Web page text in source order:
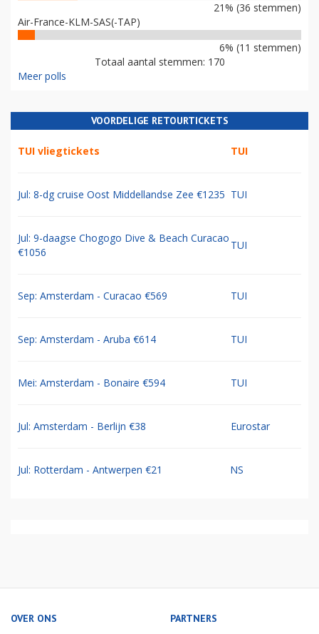
21% (36 stemmen)
Air-France-KLM-SAS(-TAP)
6% (11 stemmen)
Totaal aantal stemmen: 170
Meer polls
VOORDELIGE RETOURTICKETS
TUI vliegtickets TUI
Jul: 8-dg cruise Oost Middellandse Zee €1235 TUI
Jul: 9-daagse Chogogo Dive & Beach Curacao
€1056
TUI
Sep: Amsterdam - Curacao €569 TUI
Sep: Amsterdam - Aruba €614 TUI
Mei: Amsterdam - Bonaire €594 TUI
Jul: Amsterdam - Berlijn €38 Eurostar
Jul: Rotterdam - Antwerpen €21 NS
OVER ONS PARTNERS